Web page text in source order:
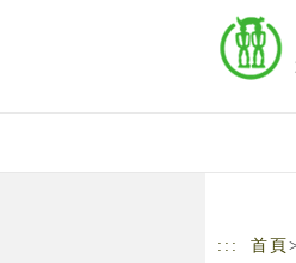
::: 首頁